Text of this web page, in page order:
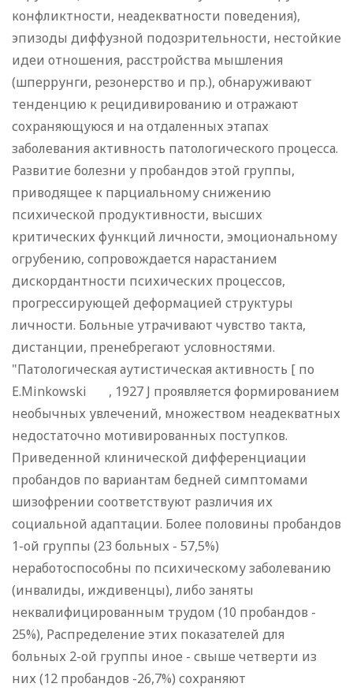
конфликтности, неадекватности поведения),
эпизоды диффузной подозрительности, нестойкие
идеи отношения, расстройства мышления
(шперрунги, резонерство и пр.), обнаруживают
тенденцию к рецидивированию и отражают
сохраняющуюся и на отдаленных этапах
заболевания активность патологического процесса.
Развитие болезни у пробандов этой группы,
приводящее к парциальному снижению
психической продуктивности, высших
критических функций личности, эмоциональному
огрубению, сопровождается нарастанием
дискордантности психических процессов,
прогрессирующей деформацией структуры
личности. Больные утрачивают чувство такта,
дистанции, пренебрегают условностями.
"Патологическая аутистическая активность [ по
Е.Minkowski , 1927 J проявляется формированием
необычных увлечений, множеством неадекватных
недостаточно мотивированных поступков.
Приведенной клинической дифференциации
пробандов по вариантам бедней симптомами
шизофрении соответствуют различия их
социальной адаптации. Более половины пробандов
1-ой группы (23 больных - 57,5%)
неработоспособны по психическому заболеванию
(инвалиды, иждивенцы), либо заняты
неквалифицированным трудом (10 пробандов -
25%), Распределение этих показателей для
больных 2-ой группы иное - свыше четверти из
них (12 пробандов -26,7%) сохраняют